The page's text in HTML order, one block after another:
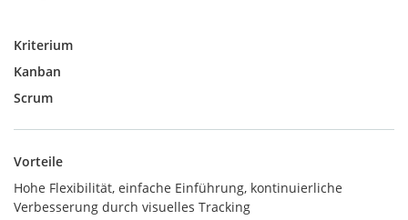
Kriterium
Kanban
Scrum
Vorteile
Hohe Flexibilität, einfache Einführung, kontinuierliche
Verbesserung durch visuelles Tracking